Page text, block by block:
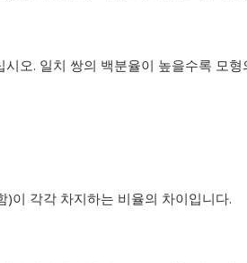
오. 일치 쌍의 백분율이 높을수록 모
이 각각 차지하는 비율의 차이입니다.